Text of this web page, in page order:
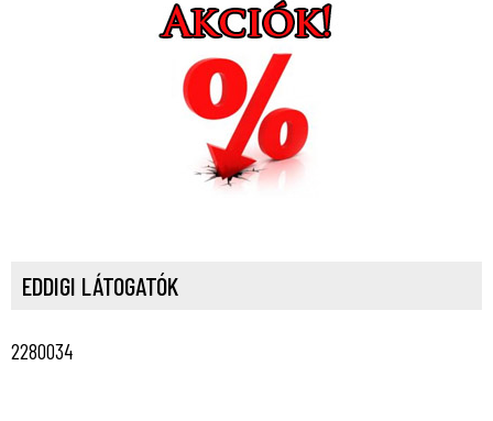
EDDIGI LÁTOGATÓK
2280034